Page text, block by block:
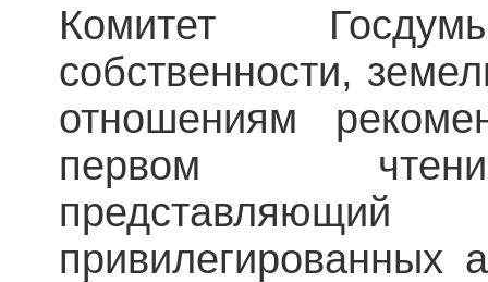
Комитет
собственности,
отношениям
первом
привилегированных